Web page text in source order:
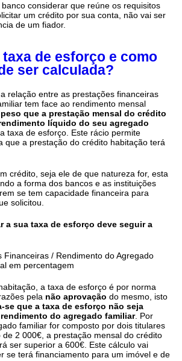
considerar que reúne os requisitos
um crédito por sua conta, não vai ser
de um fiador.
taxa de esforço e como
ser calculada?
relação entre as prestações financeiras
tem face ao rendimento mensal
que a prestação mensal do crédito
líquido do seu agregado
taxa de esforço. Este rácio permite
que a prestação do crédito habitação terá
crédito, seja ele de que natureza for, esta
a forma dos bancos e as instituições
se tem capacidade financeira para
solicitou.
a sua taxa de esforço deve seguir a
Financeiras / Rendimento do Agregado
em percentagem
a taxa de esforço é por norma
pela não aprovação do mesmo, isto
se que a taxa de esforço não seja
do agregado familiar. Por
familiar for composto por dois titulares
2 000€, a prestação mensal do crédito
ser superior a 600€. Este cálculo vai
se terá financiamento para um imóvel e de